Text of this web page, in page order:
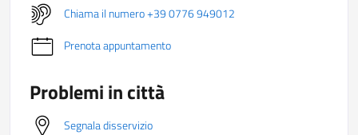
Chiama il numero +39 0776 949012
Prenota appuntamento
Problemi in città
Segnala disservizio